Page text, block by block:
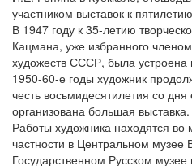
участником выставок к
В 1947 году к 35-летию
Кацмана, уже избранного
художеств СССР, была устроена
1950-60-е годы художник
честь восьмидесятилетия со
организована большая выставка.
Работы художника находятся во
частности в Центральном музее
Государственном Русском музее